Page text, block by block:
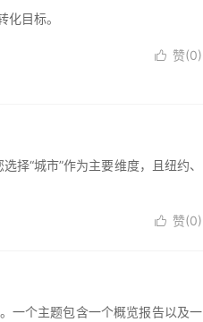
目标。
 赞(0)
择“城市”作为主要维度，且纽约、
 赞(0)
一个主题包含一个概览报告以及一